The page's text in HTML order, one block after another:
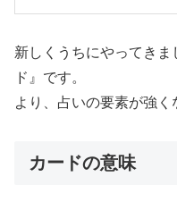
新しくうちにやってき
ド』です。
より、占いの要素が強く
カードの意味